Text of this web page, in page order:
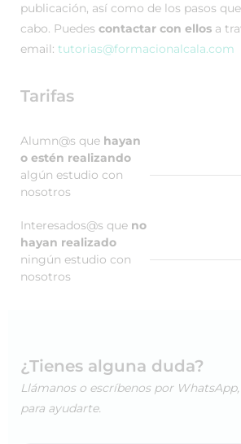
publicación, así como de los pasos
cabo. Puedes contactar con ellos a
email: tutorias@formacionalcala.com
Tarifas
Alumn@s que hayan
o estén realizando
algún estudio con
nosotros
Interesados@s que no
hayan realizado
ningún estudio con
nosotros
¿Tienes alguna duda?
Llámanos o escríbenos por
para ayudarte.